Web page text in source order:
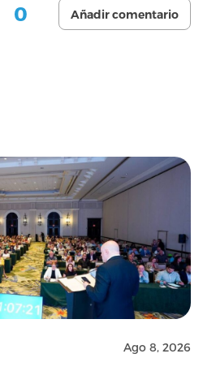
0 Añadir comentario
Ago 8, 2026